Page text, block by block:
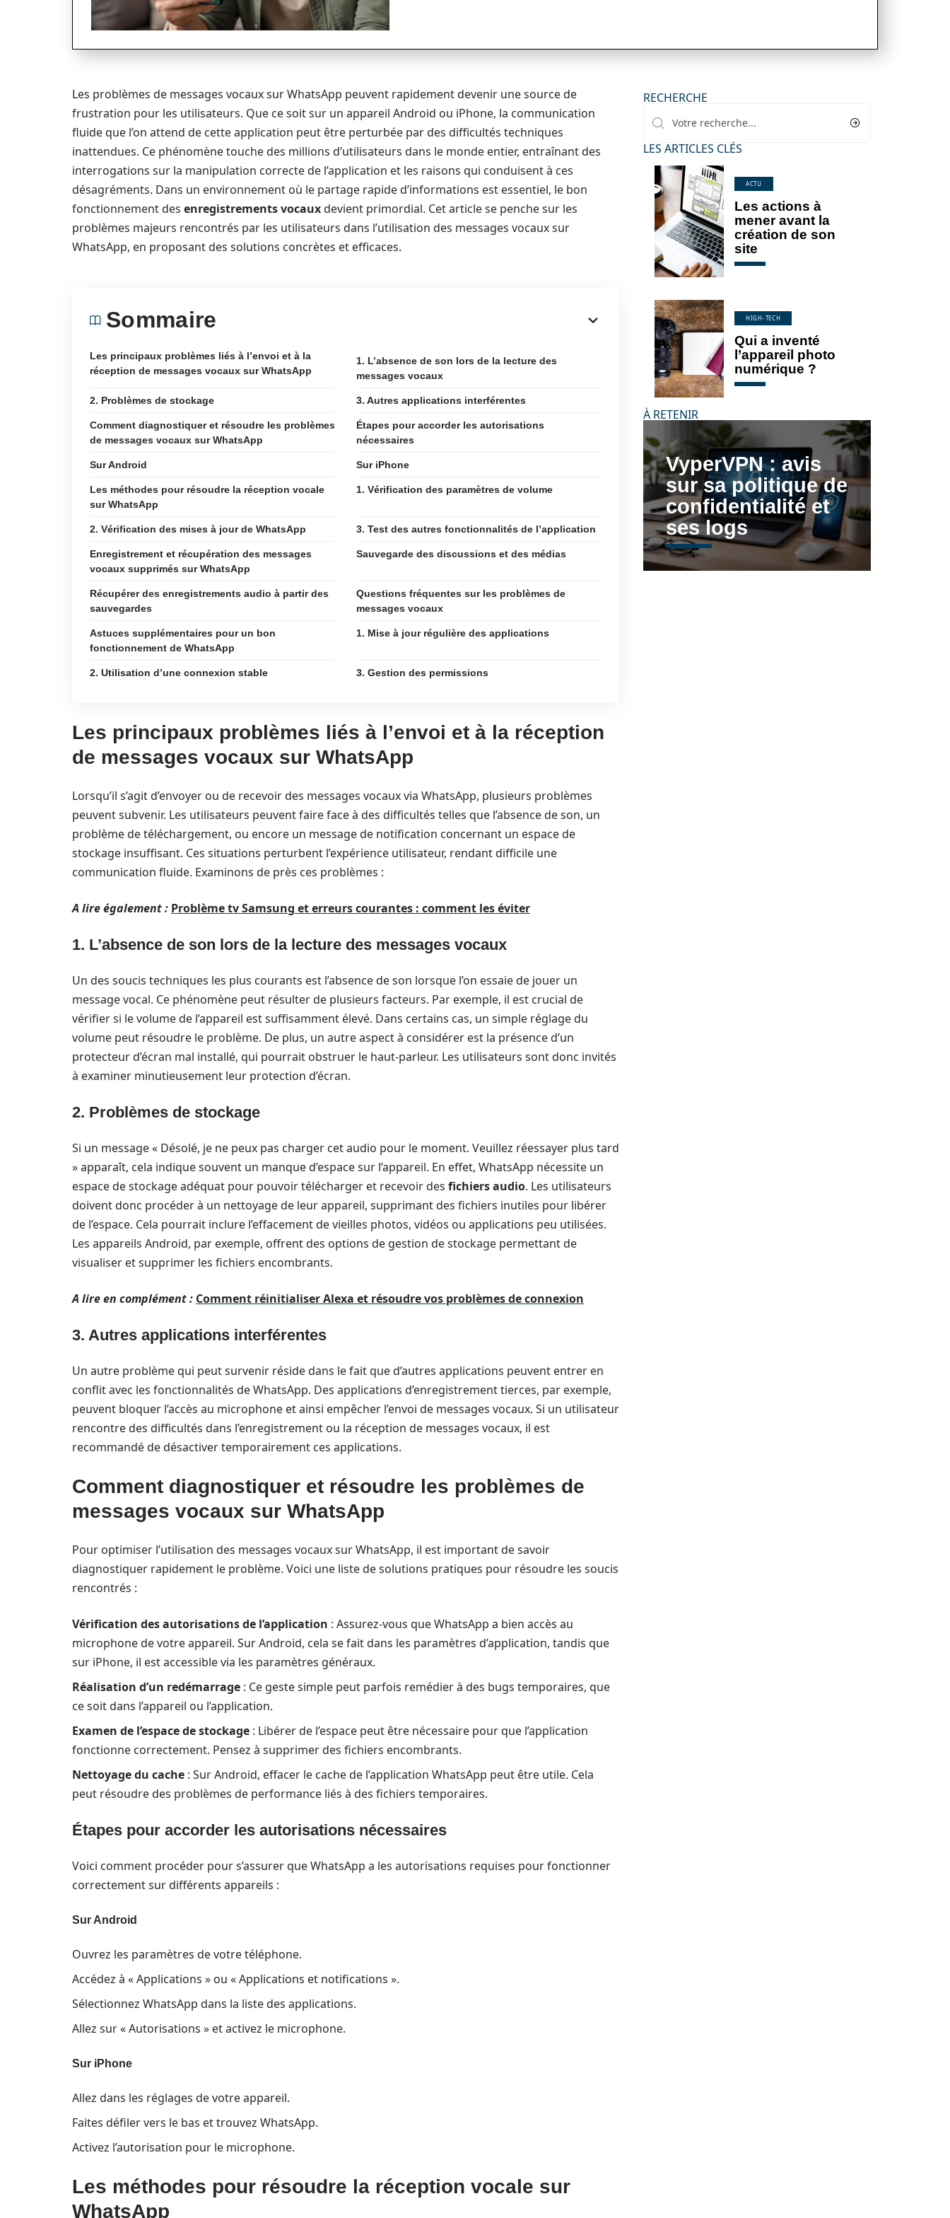
Les problèmes de messages vocaux sur WhatsApp peuvent rapidement devenir une source de
frustration pour les utilisateurs. Que ce soit sur un appareil Android ou iPhone, la communication
fluide que l’on attend de cette application peut être perturbée par des difficultés techniques
inattendues. Ce phénomène touche des millions d’utilisateurs dans le monde entier, entraînant des
interrogations sur la manipulation correcte de l’application et les raisons qui conduisent à ces
désagréments. Dans un environnement où le partage rapide d’informations est essentiel, le bon
fonctionnement des enregistrements vocauxdevient primordial. Cet article se penche sur les
problèmes majeurs rencontrés par les utilisateurs dans l’utilisation des messages vocaux sur
WhatsApp, en proposant des solutions concrètes et efficaces.
Sommaire
Les principaux problèmes liés à l’envoi et à la
réception de messages vocaux sur WhatsApp
1. L’absence de son lors de la lecture des
messages vocaux
2. Problèmes de stockage 3. Autres applications interférentes
Comment diagnostiquer et résoudre les problèmes
de messages vocaux sur WhatsApp
Étapes pour accorder les autorisations
nécessaires
Sur Android Sur iPhone
Les méthodes pour résoudre la réception vocale
sur WhatsApp
1. Vérification des paramètres de volume
2. Vérification des mises à jour de WhatsApp 3. Test des autres fonctionnalités de l’application
Enregistrement et récupération des messages
vocaux supprimés sur WhatsApp
Sauvegarde des discussions et des médias
Récupérer des enregistrements audio à partir des
sauvegardes
Questions fréquentes sur les problèmes de
messages vocaux
Astuces supplémentaires pour un bon
fonctionnement de WhatsApp
1. Mise à jour régulière des applications
2. Utilisation d’une connexion stable 3. Gestion des permissions
Les principaux problèmes liés à l’envoi et à la réception
de messages vocaux sur WhatsApp
Lorsqu’il s’agit d’envoyer ou de recevoir des messages vocaux via WhatsApp, plusieurs problèmes
peuvent subvenir. Les utilisateurs peuvent faire face à des difficultés telles que l’absence de son, un
problème de téléchargement, ou encore un message de notification concernant un espace de
stockage insuffisant. Ces situations perturbent l’expérience utilisateur, rendant difficile une
communication fluide. Examinons de près ces problèmes :
A lire également : Problème tv Samsung et erreurs courantes : comment les éviter
1. L’absence de son lors de la lecture des messages vocaux
Un des soucis techniques les plus courants est l’absence de son lorsque l’on essaie de jouer un
message vocal. Ce phénomène peut résulter de plusieurs facteurs. Par exemple, il est crucial de
vérifier si le volume de l’appareil est suffisamment élevé. Dans certains cas, un simple réglage du
volume peut résoudre le problème. De plus, un autre aspect à considérer est la présence d’un
protecteur d’écran mal installé, qui pourrait obstruer le haut-parleur. Les utilisateurs sont donc invités
à examiner minutieusement leur protection d’écran.
2. Problèmes de stockage
Si un message « Désolé, je ne peux pas charger cet audio pour le moment. Veuillez réessayer plus tard
» apparaît, cela indique souvent un manque d’espace sur l’appareil. En effet, WhatsApp nécessite un
espace de stockage adéquat pour pouvoir télécharger et recevoir des fichiers audio. Les utilisateurs
doivent donc procéder à un nettoyage de leur appareil, supprimant des fichiers inutiles pour libérer
de l’espace. Cela pourrait inclure l’effacement de vieilles photos, vidéos ou applications peu utilisées.
Les appareils Android, par exemple, offrent des options de gestion de stockage permettant de
visualiser et supprimer les fichiers encombrants.
A lire en complément : Comment réinitialiser Alexa et résoudre vos problèmes de connexion
3. Autres applications interférentes
Un autre problème qui peut survenir réside dans le fait que d’autres applications peuvent entrer en
conflit avec les fonctionnalités de WhatsApp. Des applications d’enregistrement tierces, par exemple,
peuvent bloquer l’accès au microphone et ainsi empêcher l’envoi de messages vocaux. Si un utilisateur
rencontre des difficultés dans l’enregistrement ou la réception de messages vocaux, il est
recommandé de désactiver temporairement ces applications.
Comment diagnostiquer et résoudre les problèmes de
messages vocaux sur WhatsApp
Pour optimiser l’utilisation des messages vocaux sur WhatsApp, il est important de savoir
diagnostiquer rapidement le problème. Voici une liste de solutions pratiques pour résoudre les soucis
rencontrés :
Vérification des autorisations de l’application : Assurez-vous que WhatsApp a bien accès au
microphone de votre appareil. Sur Android, cela se fait dans les paramètres d’application, tandis que
sur iPhone, il est accessible via les paramètres généraux.
Réalisation d’un redémarrage : Ce geste simple peut parfois remédier à des bugs temporaires, que
ce soit dans l’appareil ou l’application.
Examen de l’espace de stockage : Libérer de l’espace peut être nécessaire pour que l’application
fonctionne correctement. Pensez à supprimer des fichiers encombrants.
Nettoyage du cache : Sur Android, effacer le cache de l’application WhatsApp peut être utile. Cela
peut résoudre des problèmes de performance liés à des fichiers temporaires.
Étapes pour accorder les autorisations nécessaires
Voici comment procéder pour s’assurer que WhatsApp a les autorisations requises pour fonctionner
correctement sur différents appareils :
Sur Android
Ouvrez les paramètres de votre téléphone.
Accédez à « Applications » ou « Applications et notifications ».
Sélectionnez WhatsApp dans la liste des applications.
Allez sur « Autorisations » et activez le microphone.
Sur iPhone
Allez dans les réglages de votre appareil.
Faites défiler vers le bas et trouvez WhatsApp.
Activez l’autorisation pour le microphone.
Les méthodes pour résoudre la réception vocale sur
WhatsApp
RECHERCHE
LES ARTICLES CLÉS
ACTU
Les actions à
mener avant la
création de son
site
HIGH-TECH
Qui a inventé
l’appareil photo
numérique ?
À RETENIR
VyperVPN : avis
sur sa politique de
confidentialité et
ses logs